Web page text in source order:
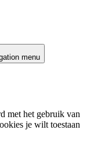
menu
met het gebruik van
je wilt toestaan